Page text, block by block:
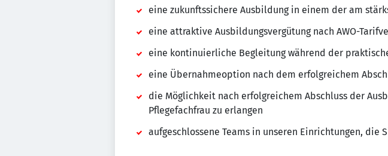
eine zukunftssichere Ausbildung in einem der am
eine attraktive Ausbildungsvergütung nach AWO-
eine kontinuierliche Begleitung während der
eine Übernahmeoption nach dem erfolgreichem
die Möglichkeit nach erfolgreichem Abschluss der
Pflegefachfrau zu erlangen
aufgeschlossene Teams in unseren Einrichtungen, die